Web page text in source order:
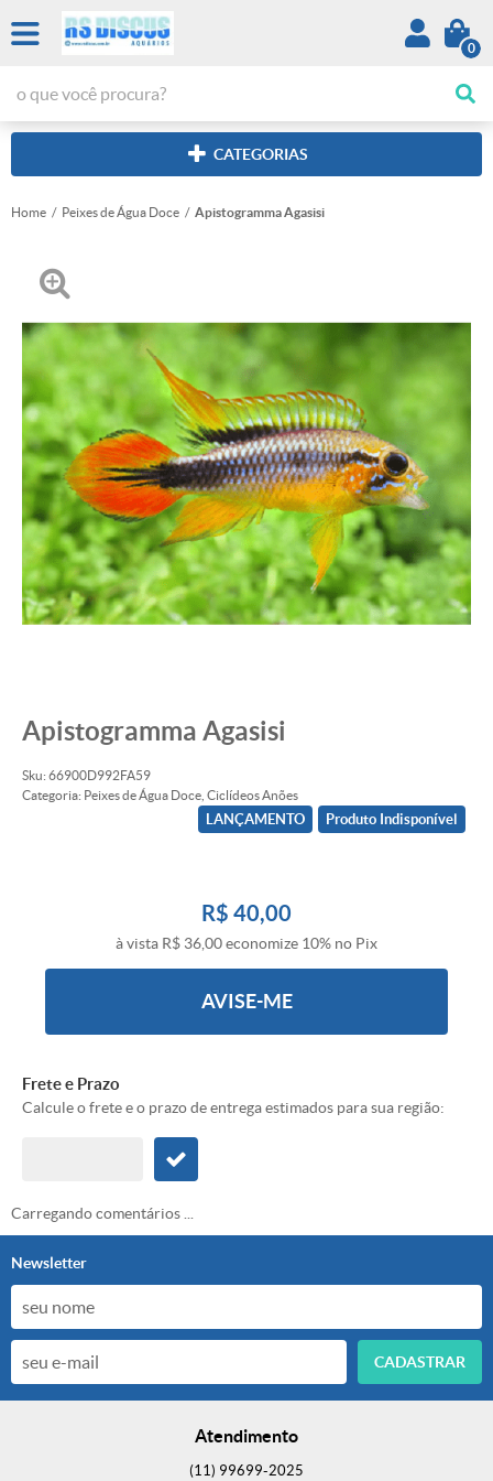
0
CATEGORIAS
Home Peixes de Água Doce Apistogramma Agasisi
Apistogramma Agasisi
Sku: 66900D992FA59
Categoria: Peixes de Água Doce Ciclídeos Anões
LANÇAMENTO Produto Indisponível
R$ 40,00
à vista R$ 36,00economize 10% no Pix
AVISE-ME
Frete e Prazo
Calcule o frete e o prazo de entrega estimados para sua região:
Carregando comentários ...
Newsletter
CADASTRAR
Atendimento
(11) 99699-2025